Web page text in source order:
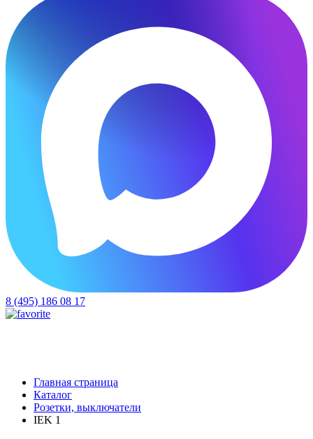
8 (495) 186 08 17
Главная страница
Каталог
Розетки, выключатели
IEK 1